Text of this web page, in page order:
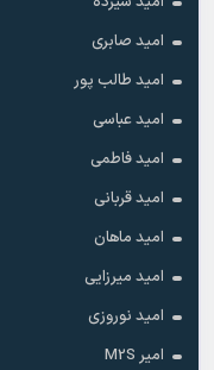
امید صابری
امید طالب پور
امید عباسی
امید فاطمی
امید قربانی
امید ماهان
امید میرزایی
امید نوروزی
امیر M2S